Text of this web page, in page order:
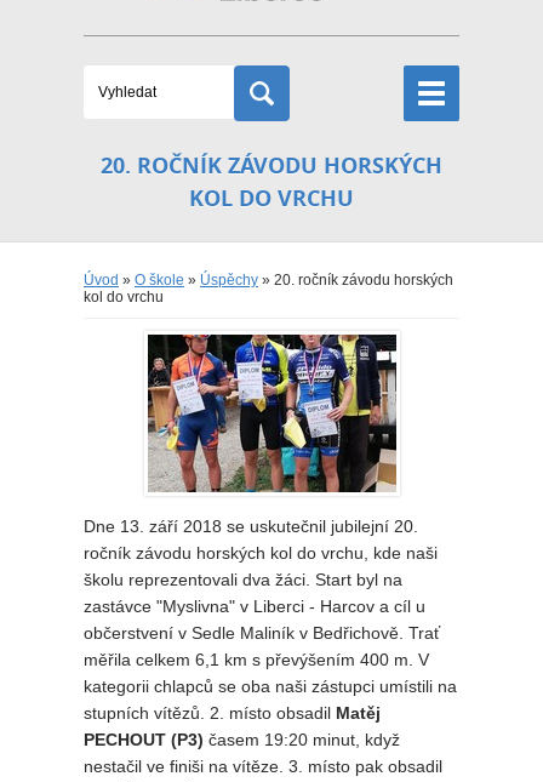
20. ROČNÍK ZÁVODU HORSKÝCH
KOL DO VRCHU
Úvod » O škole » Úspěchy » 20. ročník závodu horských
kol do vrchu
Dne 13. září 2018 se uskutečnil jubilejní 20.
ročník závodu horských kol do vrchu, kde naši
školu reprezentovali dva žáci. Start byl na
zastávce "Myslivna" v Liberci - Harcov a cíl u
občerstvení v Sedle Maliník v Bedřichově. Trať
měřila celkem 6,1 km s převýšením 400 m. V
kategorii chlapců se oba naši zástupci umístili na
stupních vítězů. 2. místo obsadil Matěj
PECHOUT (P3) časem 19:20 minut, když
nestačil ve finiši na vítěze. 3. místo pak obsadil